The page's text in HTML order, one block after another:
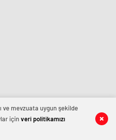
ve mevzuata uygun şekilde
içinveri politikamızı